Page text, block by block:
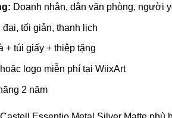
Doanh nhân, dân văn phòng, người
đại, tối giản, thanh lịch
+ túi giấy + thiệp tặng
logo miễn phí tại WiixArt
2 năm